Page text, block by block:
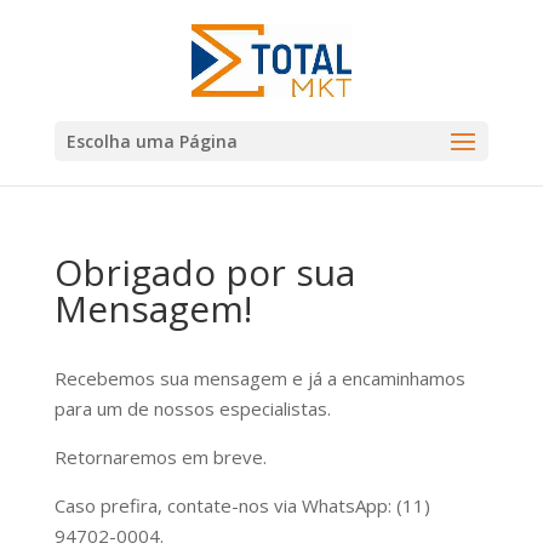
Escolha uma Página
Obrigado por sua
Mensagem!
Recebemos sua mensagem e já a encaminhamos
para um de nossos especialistas.
Retornaremos em breve.
Caso prefira, contate-nos via WhatsApp: (11)
94702-0004.